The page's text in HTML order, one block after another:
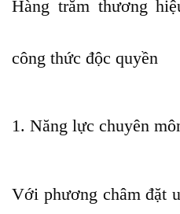
Hàng trăm thương
công thức độc quyền
1. Năng lực chuyên
Với phương châm đặt